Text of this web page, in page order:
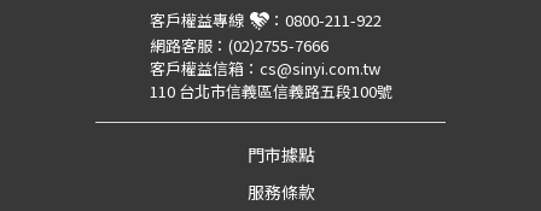
客戶權益專線 ： 0800-211-922
網路客服： (02)2755-7666
客戶權益信箱： cs@sinyi.com.tw
110 台北市信義區信義路五段100號
門市據點
服務條款